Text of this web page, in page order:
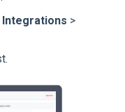
Integrations >